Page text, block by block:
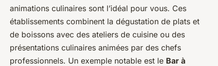
animations culinaires sont l’idéal pour vous. Ces
établissements combinent la dégustation de plats et
de boissons avec des ateliers de cuisine ou des
présentations culinaires animées par des chefs
professionnels. Un exemple notable est le Bar à